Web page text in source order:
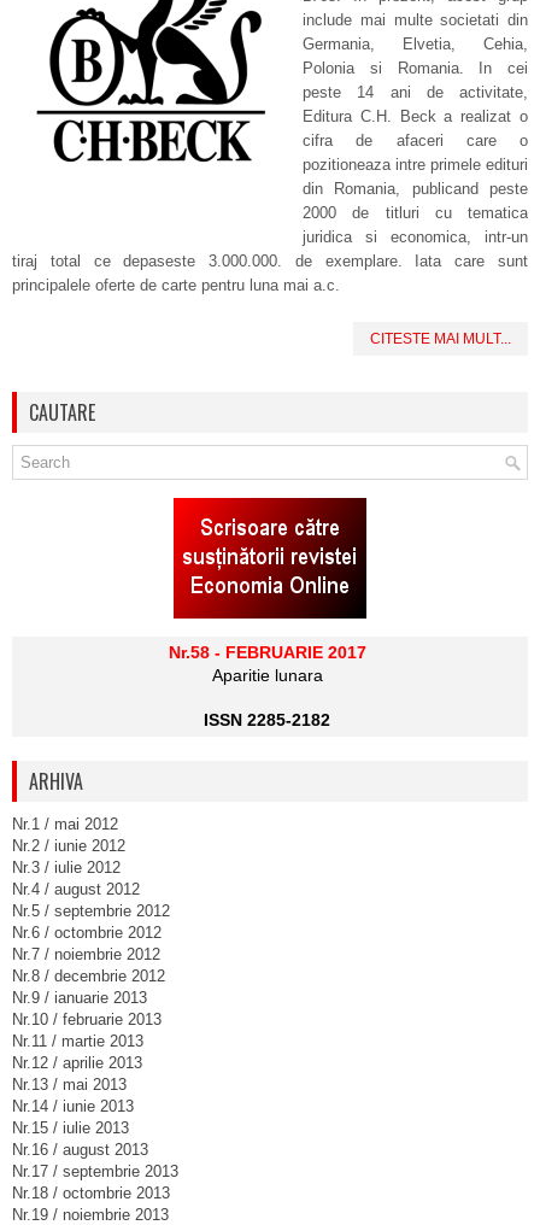
include mai multe societati din
Germania, Elvetia, Cehia,
Polonia si Romania. In cei
peste 14 ani de activitate,
Editura C.H. Beck a realizat o
cifra de afaceri care o
pozitioneaza intre primele edituri
din Romania, publicand peste
2000 de titluri cu tematica
juridica si economica, intr-un
tiraj total ce depaseste 3.000.000. de exemplare. Iata care sunt
principalele oferte de carte pentru luna mai a.c.
CITESTE MAI MULT...
CAUTARE
Nr.58 - FEBRUARIE 2017
Aparitie lunara
ISSN 2285-2182
ARHIVA
Nr.1 / mai 2012
Nr.2 / iunie 2012
Nr.3 / iulie 2012
Nr.4 / august 2012
Nr.5 / septembrie 2012
Nr.6 / octombrie 2012
Nr.7 / noiembrie 2012
Nr.8 / decembrie 2012
Nr.9 / ianuarie 2013
Nr.10 / februarie 2013
Nr.11 / martie 2013
Nr.12 / aprilie 2013
Nr.13 / mai 2013
Nr.14 / iunie 2013
Nr.15 / iulie 2013
Nr.16 / august 2013
Nr.17 / septembrie 2013
Nr.18 / octombrie 2013
Nr.19 / noiembrie 2013